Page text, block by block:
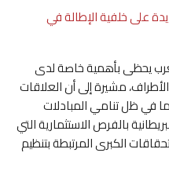
على خلفية الإطالة في
يحظى بأهمية خاصة لدى
مشيرة إلى أن العلاقات
في ظل تنامي المبادلات
بالفرص الاستثمارية التي
الكبرى المرتبطة بتنظيم